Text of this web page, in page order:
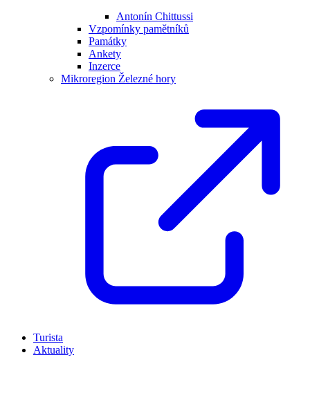
Antonín Chittussi
Vzpomínky pamětníků
Památky
Ankety
Inzerce
Mikroregion Železné hory
Turista
Aktuality